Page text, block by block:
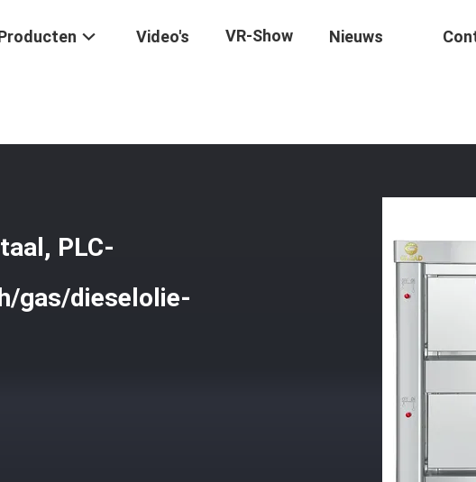
Video's VR-Show Nieuws
Van Roestvrij Staal, PLC-Besturingssysteem, Elektrisch/gas/dieselolie-Systeem
PLC-
gas/dieselolie-